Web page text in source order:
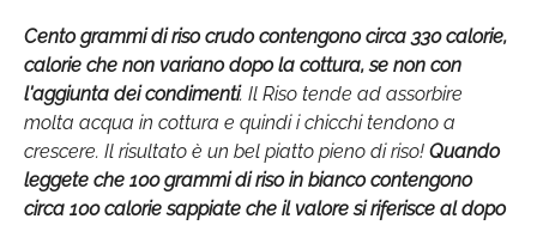
Cento grammi di riso crudo contengono circa 330 calorie,
calorie che non variano dopo la cottura, se non con
l'aggiunta dei condimenti. Il Riso tende ad assorbire
molta acqua in cottura e quindi i chicchi tendono a
crescere. Il risultato è un bel piatto pieno di riso! Quando
leggete che 100 grammi di riso in bianco contengono
circa 100 calorie sappiate che il valore si riferisce al dopo